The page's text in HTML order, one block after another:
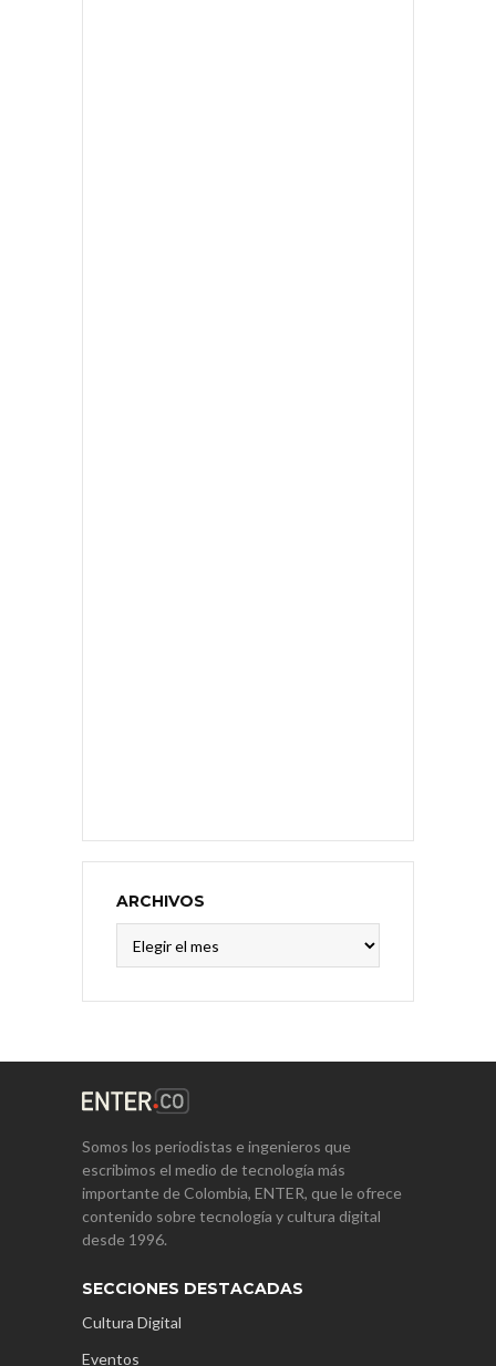
ARCHIVOS
Somos los periodistas e ingenieros que
escribimos el medio de tecnología más
importante de Colombia, ENTER, que le ofrece
contenido sobre tecnología y cultura digital
desde 1996.
SECCIONES DESTACADAS
Cultura Digital
Eventos